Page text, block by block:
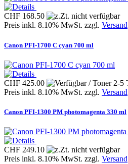
CHF 168.50
Preis inkl. 8.10% MwSt. zzgl. Versand
Canon PFI-1700 C cyan 700 ml
CHF 425.00
Preis inkl. 8.10% MwSt. zzgl. Versand
Canon PFI-1300 PM photomagenta 330 ml
CHF 249.10
Preis inkl. 8.10% MwSt. zzgl. Versand